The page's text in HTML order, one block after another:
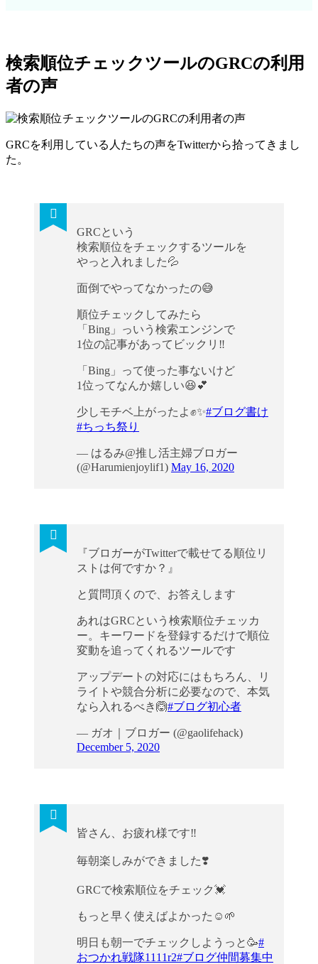
検索順位チェックツールのGRCの利用
者の声
GRCを利用している人たちの声をTwitterから拾ってきまし
た。
GRCという
検索順位をチェックするツールを
やっと入れました💦
面倒でやってなかったの😅
順位チェックしてみたら
「Bing」っいう検索エンジンで
1位の記事があってビックリ‼️
「Bing」って使った事ないけど
1位ってなんか嬉しい😆💕
少しモチベ上がったよ✊✨#ブログ書け
#ちっち祭り
— はるみ@推し活主婦ブロガー
(@Harumienjoylif1) May 16, 2020
『ブロガーがTwitterで載せてる順位リ
ストは何ですか？』
と質問頂くので、お答えします
あれはGRCという検索順位チェッカ
ー。キーワードを登録するだけで順位
変動を追ってくれるツールです
アップデートの対応にはもちろん、リ
ライトや競合分析に必要なので、本気
なら入れるべき🙆#ブログ初心者
— ガオ｜ブロガー (@gaolifehack)
December 5, 2020
皆さん、お疲れ様です‼️
毎朝楽しみができました❣️
GRCで検索順位をチェック💓
もっと早く使えばよかった☺️🌱
明日も朝一でチェックしようっと🥳#
おつかれ戦隊1111r2#ブログ仲間募集中